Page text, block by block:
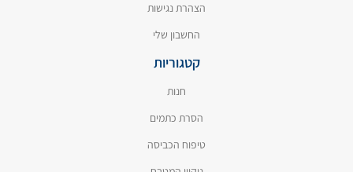
הצהרת נגישות
החשבון שלי
קטגוריות
חנות
הסרת כתמים
טיפוח הכביסה